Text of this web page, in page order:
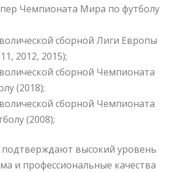
Чемпионата Мира по футболу
сборной Лиги Европы
2012, 2015);
сборной Чемпионата
(2018);
сборной Чемпионата
(2008);
подтверждают высокий уровень
и профессиональные качества